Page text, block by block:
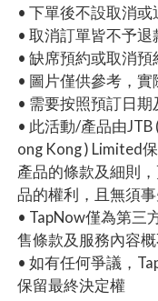
• 下單後不設取消或
• 取消訂單皆不予退
• 缺席預約或取消
• 圖片僅供參考，
• 需要按照預訂日
• 此活動/產品由JTB
ong Kong ) Limited
產品的條款及細則
品的權利，且無須
• TapNow僅為第三
售條款及服務內容
• 如有任何爭議，
保留最終決定權